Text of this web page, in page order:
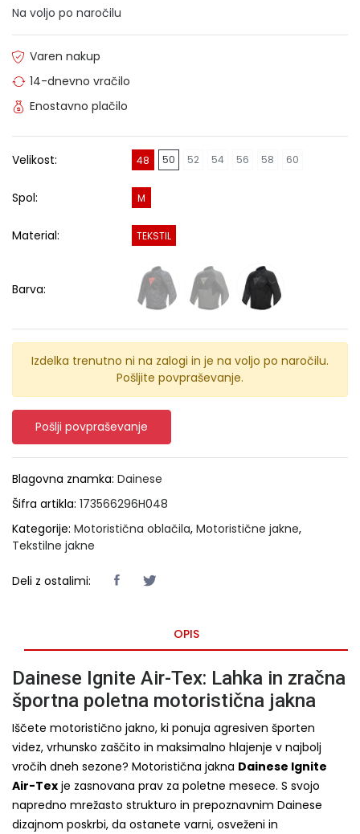
Na voljo po naročilu
Varen nakup
14-dnevno vračilo
Enostavno plačilo
Velikost: 48 50 52 54 56 58 60
Spol: M
Material: TEKSTIL
Barva:
Izdelka trenutno ni na zalogi in je na voljo po naročilu.
Pošljite povpraševanje.
Pošlji povpraševanje
Blagovna znamka: Dainese
Šifra artikla: 173566296H048
Kategorije: Motoristična oblačila, Motoristične jakne,
Tekstilne jakne
Deli z ostalimi:
OPIS
Dainese Ignite Air-Tex: Lahka in zračna
športna poletna motoristična jakna
Iščete motoristično jakno, ki ponuja agresiven športen
videz, vrhunsko zaščito in maksimalno hlajenje v najbolj
vročih dneh sezone? Motoristična jakna Dainese Ignite
Air-Tex je zasnovana prav za poletne mesece. S svojo
napredno mrežasto strukturo in prepoznavnim Dainese
dizajnom poskrbi, da ostanete varni, osveženi in